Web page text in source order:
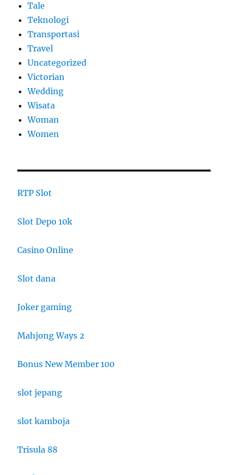
Tale
Teknologi
Transportasi
Travel
Uncategorized
Victorian
Wedding
Wisata
Woman
Women
RTP Slot
Slot Depo 10k
Casino Online
Slot dana
Joker gaming
Mahjong Ways 2
Bonus New Member 100
slot jepang
slot kamboja
Trisula 88